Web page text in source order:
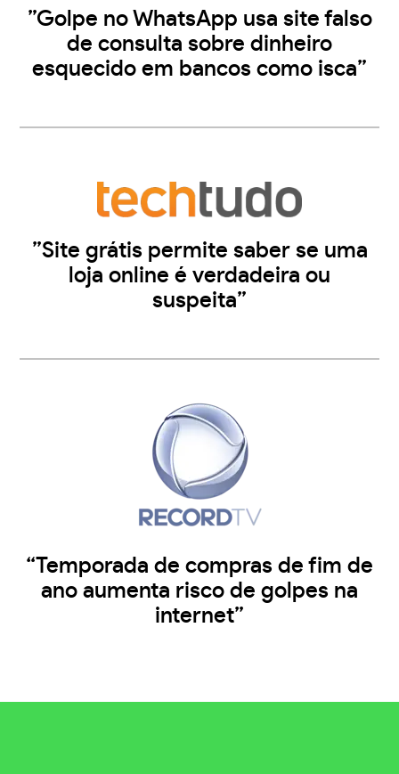
”Golpe no WhatsApp usa site falso
de consulta sobre dinheiro
esquecido em bancos como isca”
”Site grátis permite saber se uma
loja online é verdadeira ou
suspeita”
“Temporada de compras de fim de
ano aumenta risco de golpes na
internet”